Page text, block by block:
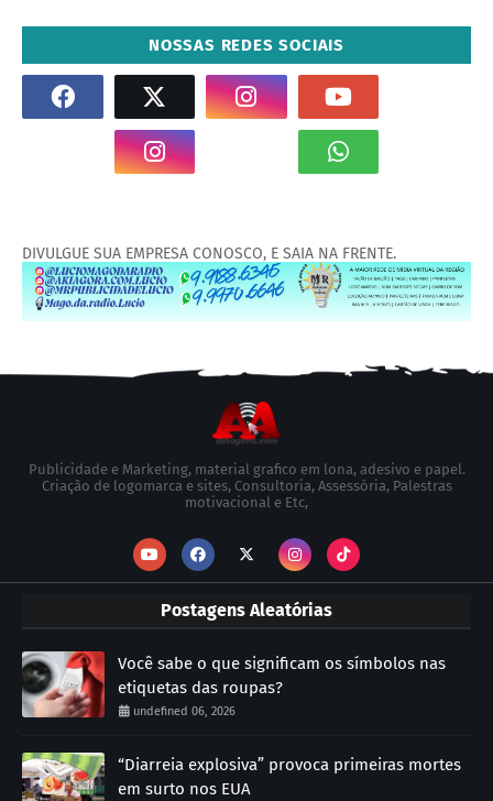
NOSSAS REDES SOCIAIS
DIVULGUE SUA EMPRESA CONOSCO, E SAIA NA FRENTE.
Publicidade e Marketing, material grafico em lona, adesivo e papel.
Criação de logomarca e sites, Consultoria, Assessória, Palestras
motivacional e Etc,
Postagens Aleatórias
Você sabe o que significam os símbolos nas
etiquetas das roupas?
undefined 06, 2026
“Diarreia explosiva” provoca primeiras mortes
em surto nos EUA